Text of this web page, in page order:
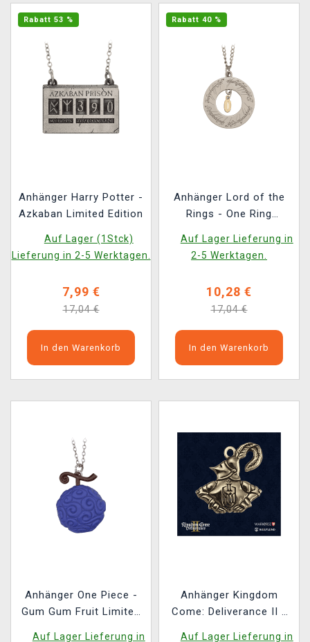
Rabatt 53 %
Anhänger Harry Potter -
Azkaban Limited Edition
Auf Lager (1Stck)
Lieferung in 2-5 Werktagen.
7,99 €
17,04 €
In den Warenkorb
Rabatt 40 %
Anhänger Lord of the
Rings - One Ring
Auf Lager Lieferung in
2-5 Werktagen.
10,28 €
17,04 €
In den Warenkorb
Anhänger One Piece -
Gum Gum Fruit Limited
Auf Lager Lieferung in
Anhänger Kingdom
Come: Deliverance II -
Auf Lager Lieferung in